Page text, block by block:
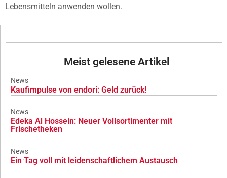
Lebensmitteln anwenden wollen.
Meist gelesene Artikel
News
Kaufimpulse von endori: Geld zurück!
News
Edeka Al Hossein: Neuer Vollsortimenter mit
Frischetheken
News
Ein Tag voll mit leidenschaftlichem Austausch